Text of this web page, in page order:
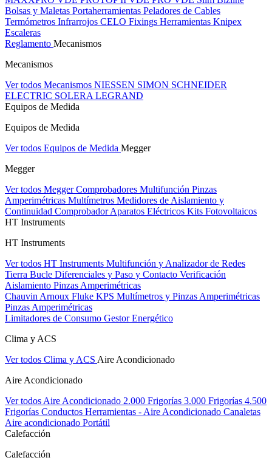
Bolsas y Maletas Portaherramientas Peladores de Cables
Termómetros Infrarrojos CELO Fixings Herramientas Knipex
Escaleras
Reglamento Mecanismos
Mecanismos
Ver todos Mecanismos NIESSEN SIMON SCHNEIDER
ELECTRIC SOLERA LEGRAND
Equipos de Medida
Equipos de Medida
Ver todos Equipos de Medida Megger
Megger
Ver todos MeggerComprobadores Multifunción Pinzas
Amperimétricas Multímetros Medidores de Aislamiento y
Continuidad Comprobador Aparatos Eléctricos Kits Fotovoltaicos
HT Instruments
HT Instruments
Ver todos HT Instruments Multifunción y Analizador de Redes
Tierra Bucle Diferenciales y Paso y Contacto Verificación
Aislamiento Pinzas Amperimétricas
Chauvin Arnoux Fluke KPS Multímetros y Pinzas Amperimétricas
Pinzas Amperimétricas
Limitadores de Consumo Gestor Energético
Clima y ACS
Ver todos Clima y ACS Aire Acondicionado
Aire Acondicionado
Ver todos Aire Acondicionado 2.000 Frigorías 3.000 Frigorías 4.500
Frigorías Conductos Herramientas - Aire Acondicionado Canaletas
Aire acondicionado Portátil
Calefacción
Calefacción